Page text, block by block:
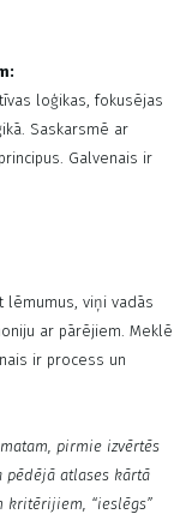
loģikas, fokusējas
Saskarsmē ar
Galvenais ir
lēmumus, viņi vadās
ar pārējiem. Meklē
ir process un
pirmie izvērtēs
atlases kārtā
“ieslēgs”